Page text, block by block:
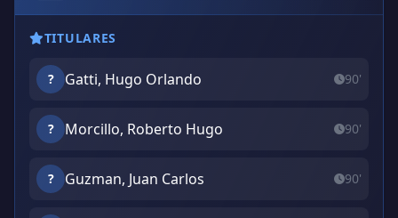
TITULARES
? Gatti, Hugo Orlando 90'
? Morcillo, Roberto Hugo 90'
? Guzman, Juan Carlos 90'